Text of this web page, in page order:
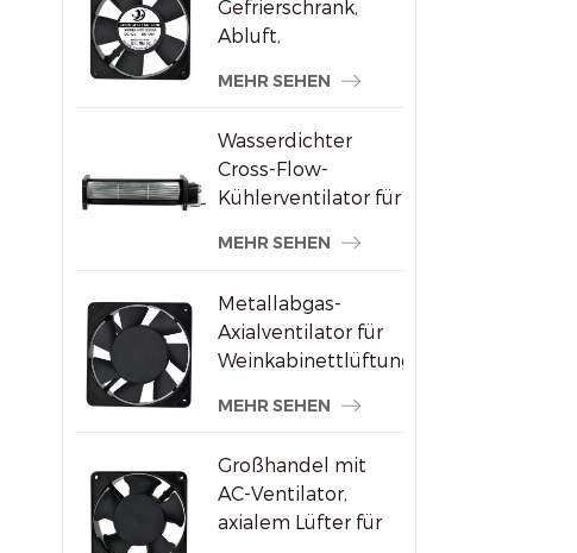
Gefrierschrank,
Abluft,
Axialventilator
MEHR SEHEN
Wasserdichter
Cross-Flow-
Kühlerventilator für
MEHR SEHEN
Metallabgas-
Axialventilator für
Weinkabinettlüftung
MEHR SEHEN
Großhandel mit
AC-Ventilator,
axialem Lüfter für